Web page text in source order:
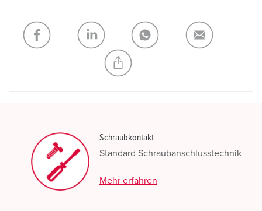
Schraubkontakt
Standard Schraubanschlusstechnik
Mehr erfahren